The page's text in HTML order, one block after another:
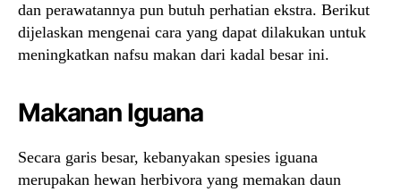
dan perawatannya pun butuh perhatian ekstra. Berikut
dijelaskan mengenai cara yang dapat dilakukan untuk
meningkatkan nafsu makan dari kadal besar ini.
Makanan Iguana
Secara garis besar, kebanyakan spesies iguana
merupakan hewan herbivora yang memakan daun